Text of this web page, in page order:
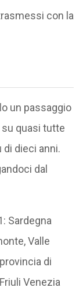
con la
un passaggio
quasi tutte
dieci anni.
dal
Sardegna
Valle
di
Venezia